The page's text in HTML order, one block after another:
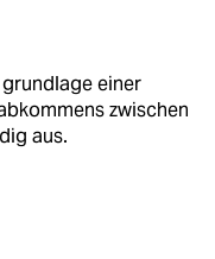
einer
zwischen
aus.